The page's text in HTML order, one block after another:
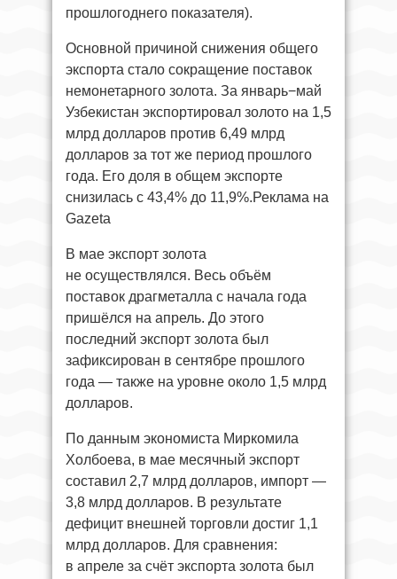
прошлогоднего показателя).
Основной причиной снижения общего
экспорта стало сокращение поставок
немонетарного золота. За январь−май
Узбекистан экспортировал золото на 1,5
млрд долларов против 6,49 млрд
долларов за тот же период прошлого
года. Его доля в общем экспорте
снизилась с 43,4% до 11,9%.Реклама на
Gazeta
В мае экспорт золота
не осуществлялся. Весь объём
поставок драгметалла с начала года
пришёлся на апрель. До этого
последний экспорт золота был
зафиксирован в сентябре прошлого
года — также на уровне около 1,5 млрд
долларов.
По данным экономиста Миркомила
Холбоева, в мае месячный экспорт
составил 2,7 млрд долларов, импорт —
3,8 млрд долларов. В результате
дефицит внешней торговли достиг 1,1
млрд долларов. Для сравнения:
в апреле за счёт экспорта золота был